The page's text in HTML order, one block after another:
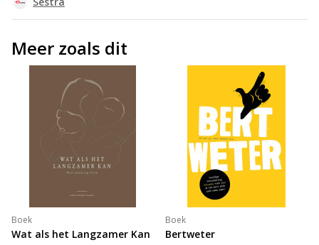
Meer zoals dit
Boek
Wat als het Langzamer Kan
Boek
Bertweter